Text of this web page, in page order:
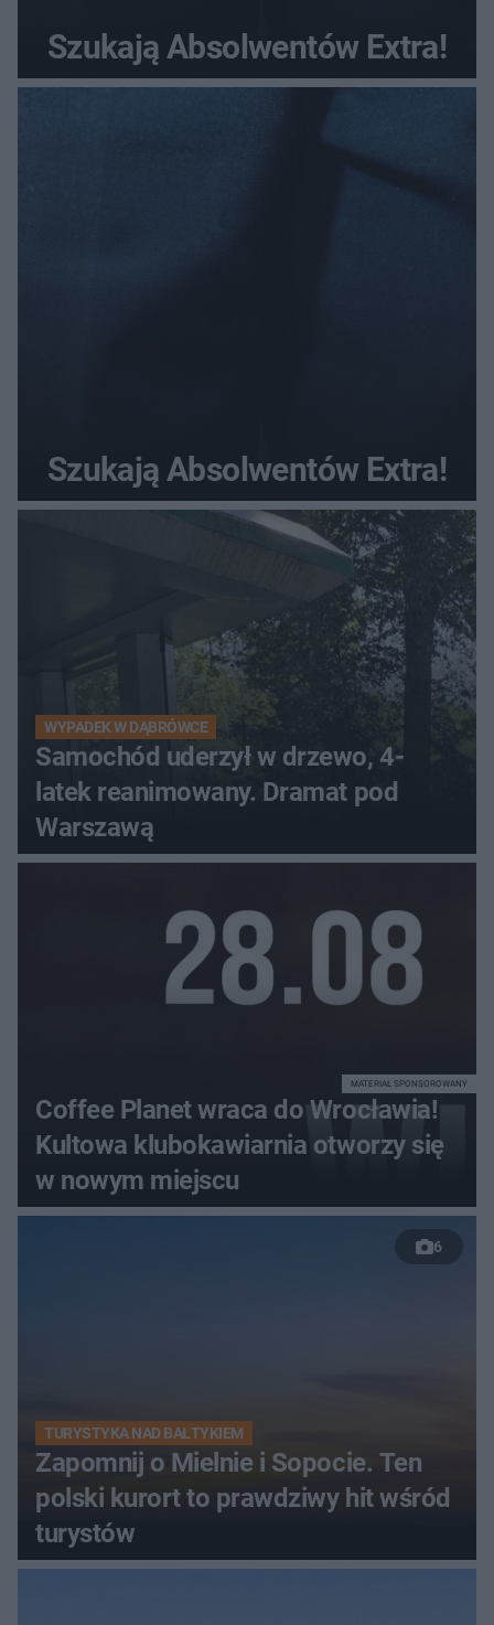
Szukają Absolwentów Extra!
Szukają Absolwentów Extra!
WYPADEK W DĄBRÓWCE
Samochód uderzył w drzewo, 4-
latek reanimowany. Dramat pod
Warszawą
Coffee Planet wraca do Wrocławia!
Kultowa klubokawiarnia otworzy się
w nowym miejscu
MATERIAŁ SPONSOROWANY
6
TURYSTYKA NAD BAŁTYKIEM
Zapomnij o Mielnie i Sopocie. Ten
polski kurort to prawdziwy hit wśród
turystów